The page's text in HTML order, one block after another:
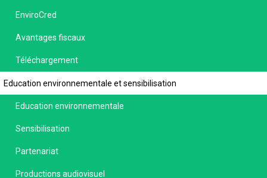
EnviroCred
Avantages fiscaux
Téléchargement
Education environnementale et sensibilisation
Education environnementale
Sensibilisation
Partenariat
Productions audiovisuel